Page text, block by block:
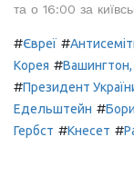
та о 16:00 за
#Євреї #
Корея #Вашингтон,
#Президент
Едельштейн #
Гербст #Кнесет #